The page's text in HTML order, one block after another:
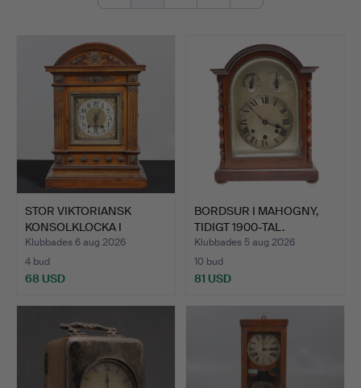
STOR VIKTORIANSK
KONSOLKLOCKA I
VALNÖT.
Klubbades 6 aug 2026
4 bud
68 USD
BORDSUR I MAHOGNY,
TIDIGT 1900-TAL.
Klubbades 5 aug 2026
10 bud
81 USD